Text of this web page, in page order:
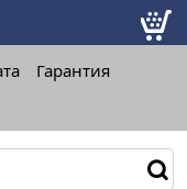
Гарантия